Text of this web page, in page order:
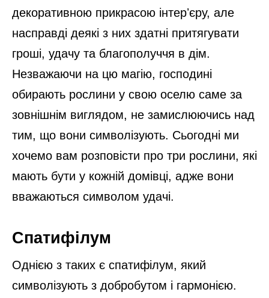
декоративною прикрасою інтерʼєру, але
насправді деякі з них здатні притягувати
гроші, удачу та благополуччя в дім.
Незважаючи на цю магію, господині
обирають рослини у свою оселю саме за
зовнішнім виглядом, не замислюючись над
тим, що вони символізують. Сьогодні ми
хочемо вам розповісти про три рослини, які
мають бути у кожній домівці, адже вони
вважаються символом удачі.
Спатифілум
Однією з таких є спатифілум, який
символізують з добробутом і гармонією.